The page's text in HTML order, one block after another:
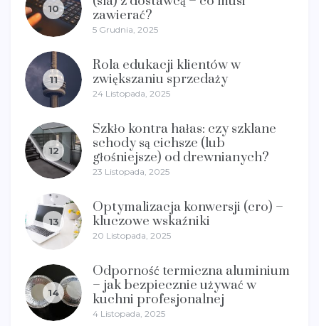
10
zawierać?
5 Grudnia, 2025
11
Rola edukacji klientów w
zwiększaniu sprzedaży
24 Listopada, 2025
12
Szkło kontra hałas: czy szklane
schody są cichsze (lub
głośniejsze) od drewnianych?
23 Listopada, 2025
13
Optymalizacja konwersji (cro) –
kluczowe wskaźniki
20 Listopada, 2025
14
Odporność termiczna aluminium
– jak bezpiecznie używać w
kuchni profesjonalnej
4 Listopada, 2025